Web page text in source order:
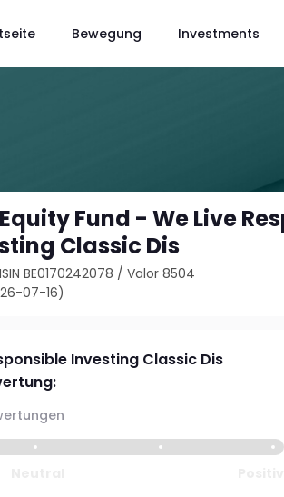
Bewegung Investments
Fund - We Live
Classic Dis
ISIN BE0170242078 /Valor 8504
07-16)
Investing Classic Dis